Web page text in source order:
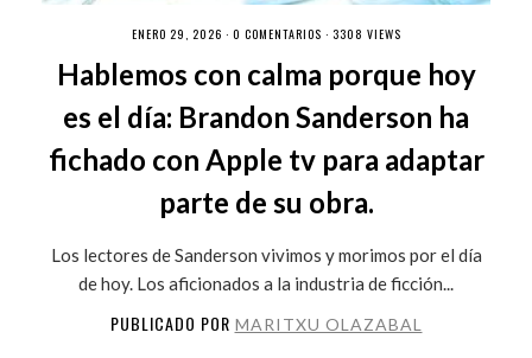
ENERO 29, 2026 · 0 COMENTARIOS · 3308 VIEWS
Hablemos con calma porque hoy
es el día: Brandon Sanderson ha
fichado con Apple tv para adaptar
parte de su obra.
Los lectores de Sanderson vivimos y morimos por el día
de hoy. Los aficionados a la industria de ficción...
PUBLICADO POR MARITXU OLAZABAL